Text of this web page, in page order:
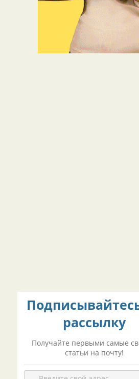
рассылку
Получайте первыми самые
статьи на почту!